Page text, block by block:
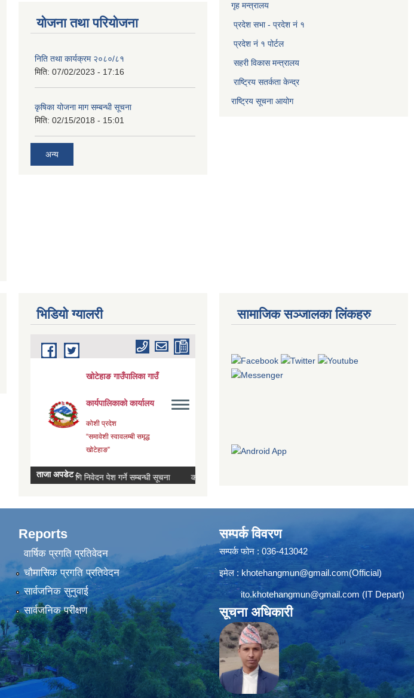
योजना तथा परियोजना
निति तथा कार्यक्रम २०८०/८१
मिति: 07/02/2023 - 17:16
कृषिका योजना माग सम्बन्धी सूचना
मिति: 02/15/2018 - 15:01
अन्य
गृह मन्त्रालय
प्रदेश सभा - प्रदेश नं १
प्रदेश नं १ पोर्टल
सहरी विकास मन्त्रालय
राष्ट्रिय सतर्कता केन्द्र
राष्ट्रिय सूचना आयोग
भिडियाे ग्यालरी सामाजिक सञ्जालका लिंकहरु
Reports
वार्षिक प्रगति प्रतिवेदन
चौमासिक प्रगति प्रतिवेदन
सार्वजनिक सुनुवाई
सार्वजनिक परीक्षण
सम्पर्क विवरण
सम्पर्क फोन : 036-413042
इमेल : khotehangmun@gmail.com(Official)
ito.khotehangmun@gmail.com (IT Depart)
सूचना अधिकारी